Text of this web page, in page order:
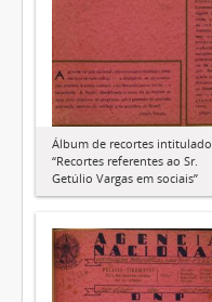
Álbum de recortes intitulado
“Recortes referentes ao Sr.
Getúlio Vargas em sociais”